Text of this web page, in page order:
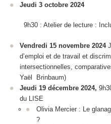
Jeudi 3 octobre 2024
9h30 : Atelier de lecture :
Vendredi 15 novembre 2024
d’emploi et de travail et
intersectionnelles,
Yaël Brinbaum)
Jeudi 19 décembre 2024,
du LISE
Olivia Mercier : Le
?